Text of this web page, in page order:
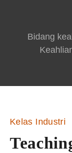
Bidang
Kelas Industri